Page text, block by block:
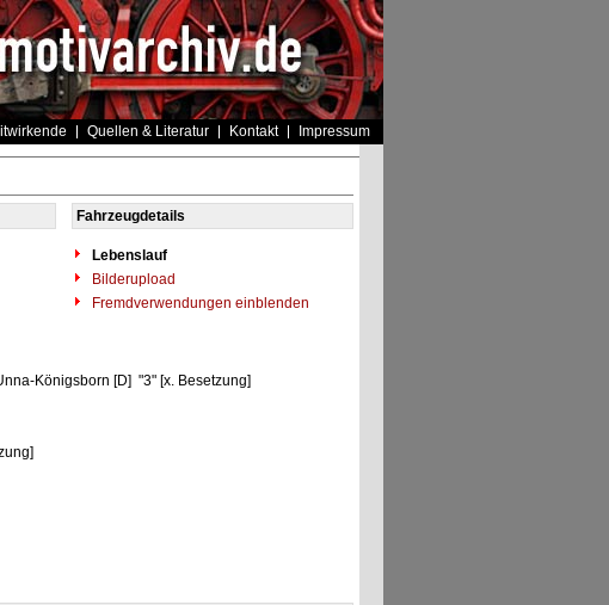
Quellen & Literatur Kontakt Impressum
Fahrzeugdetails
Lebenslauf
Bilderupload
Fremdverwendungen einblenden
Königsborn [D] "3" [x. Besetzung]